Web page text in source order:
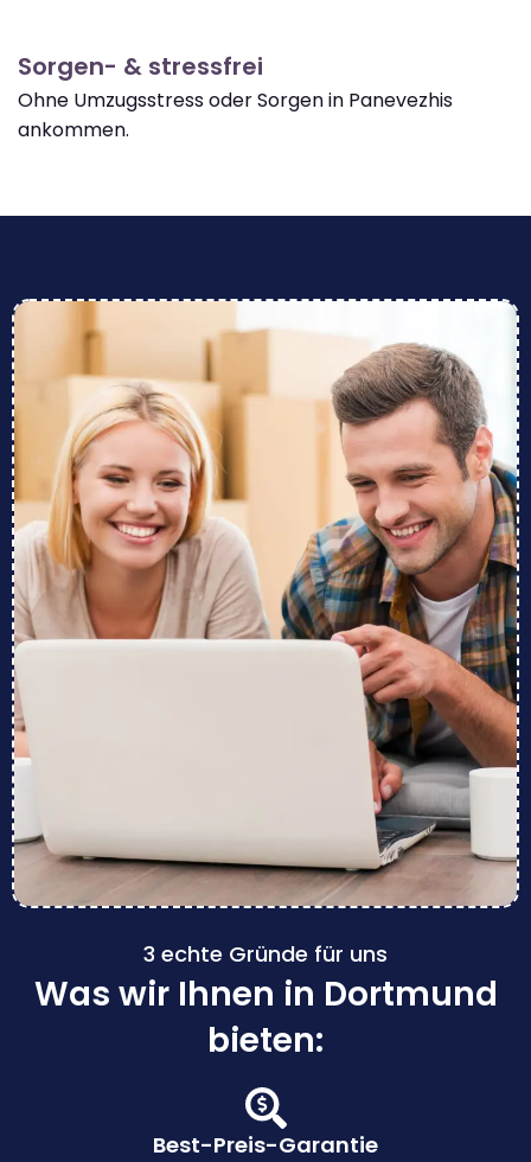
Sorgen- & stressfrei
Ohne Umzugsstress oder Sorgen in Panevezhis
ankommen.
3 echte Gründe für uns
Was wir Ihnen in Dortmund
bieten:
Best-Preis-Garantie